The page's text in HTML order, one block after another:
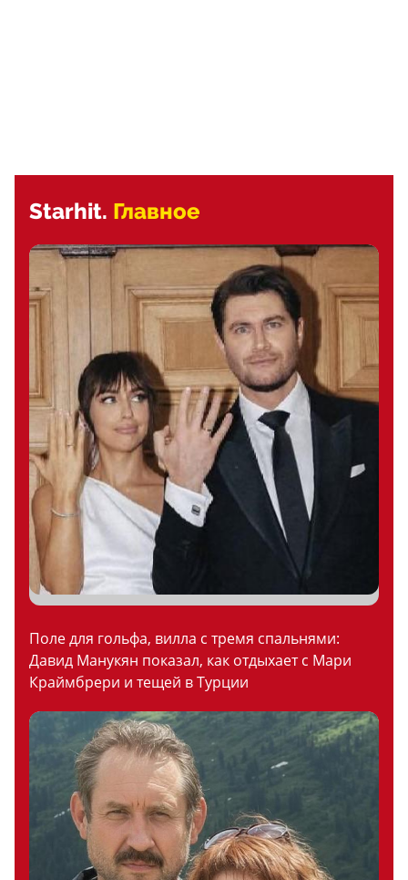
Starhit. Главное
Поле для гольфа, вилла с тремя спальнями:
Давид Манукян показал, как отдыхает с Мари
Краймбрери и тещей в Турции